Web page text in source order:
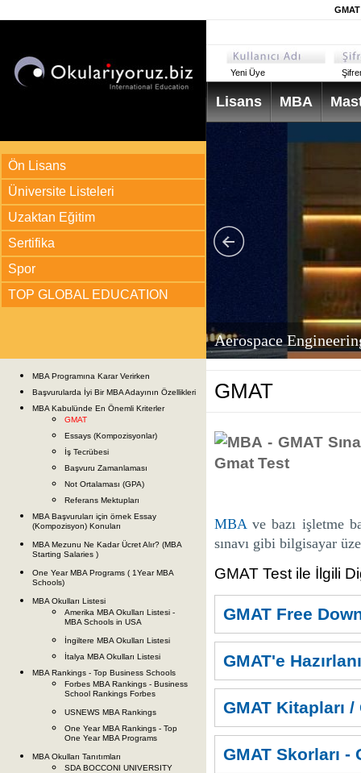
Ön Lisans
Üniversite Listeleri
Uzaktan Eğitim
Sertifika
Spor
TOP GLOBAL EDUCATION
MBA Programına Karar Verirken
Başvurularda İyi Bir MBA Adayının Özellikleri
MBA Kabulünde En Önemli Kriterler
GMAT
Essays (Kompozisyonlar)
İş Tecrübesi
Başvuru Zamanlaması
Not Ortalaması (GPA)
Referans Mektupları
MBA Başvuruları için örnek Essay
(Kompozisyon) Konuları
MBA Mezunu Ne Kadar Ücret Alır? (MBA
Starting Salaries )
One Year MBA Programs ( 1Year MBA
Schools)
MBA Okulları Listesi
Amerika MBA Okulları Listesi -
MBA Schools in USA
İngiltere MBA Okulları Listesi
İtalya MBA Okulları Listesi
MBA Rankings - Top Business Schools
Forbes MBA Rankings - Business
School Rankings Forbes
USNEWS MBA Rankings
One Year MBA Rankings - Top
One Year MBA Programs
MBA Okulları Tanıtımları
SDA BOCCONI UNIVERSITY
Yeni Üye
Lisans MBA
Aerospace
GMAT
MBAve bazı işletme
sınavı gibi bilgisayar
GMAT Test ile İlgili
GMAT Free
GMAT'e
GMAT Kitapları /
GMAT Skorları -